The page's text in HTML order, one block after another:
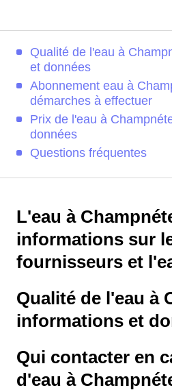
Qualité de l'eau à
et données
Abonnement eau à
démarches à effectuer
Prix de l'eau à
données
Questions fréquentes
L'eau à
informations sur
fournisseurs et
Qualité de l'eau à
informations et
Qui contacter en
d'eau à